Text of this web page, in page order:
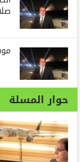
حوار المسلة